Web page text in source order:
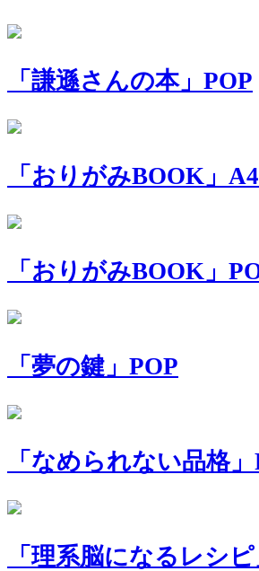
「謙遜さんの本」POP
「おりがみBOOK」
「おりがみBOOK」
「夢の鍵」POP
「なめられない品格
「理系脳になるレシ